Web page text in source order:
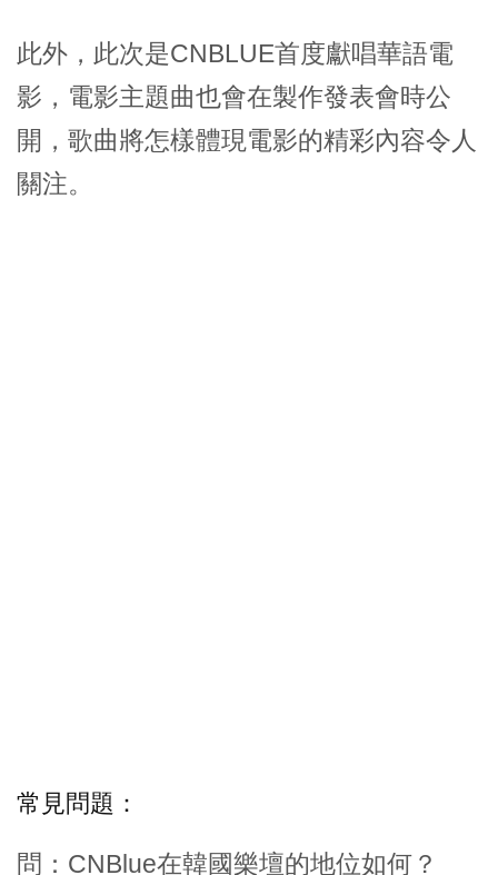
此外，此次是CNBLUE首度獻唱華語電
影，電影主題曲也會在製作發表會時公
開，歌曲將怎樣體現電影的精彩內容令人
關注。
常見問題：
問：CNBlue在韓國樂壇的地位如何？